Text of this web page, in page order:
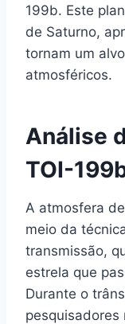
199b. Este
de Saturno,
tornam um
atmosféricos.
Análise
TOI-
A atmosfera
meio da
transmissão,
estrela que
Durante o
pesquisadores